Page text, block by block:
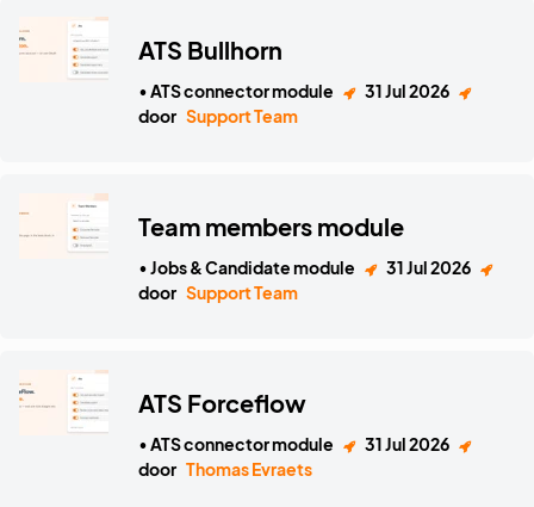
ATS Bullhorn
• ATS connector module
31 Jul 2026
door Support Team
Team members module
• Jobs & Candidate module
31 Jul 2026
door Support Team
ATS Forceflow
• ATS connector module
31 Jul 2026
door Thomas Evraets